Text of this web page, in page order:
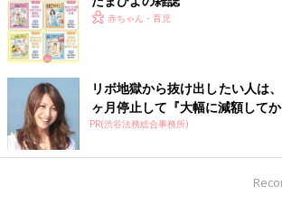
赤ちゃん・育児
リボ地獄から抜け出したい人は
ヶ月停止して『大幅に減額して
PR(渋谷法務総合事務所)